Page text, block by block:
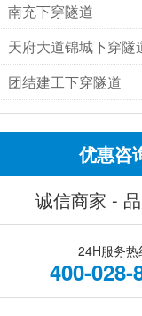
南充下穿隧道
天府大道锦城下穿隧
团结建工下穿隧道
优惠咨
诚信商家 -
24H服务热
400-028-